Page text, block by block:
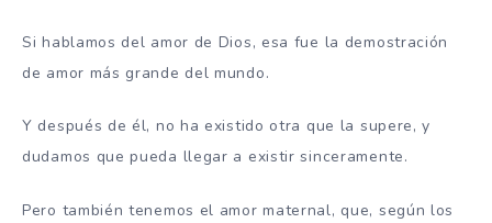
Si hablamos del amor de Dios, esa fue la demostración
de amor más grande del mundo.
Y después de él, no ha existido otra que la supere, y
dudamos que pueda llegar a existir sinceramente.
Pero también tenemos el amor maternal, que, según los